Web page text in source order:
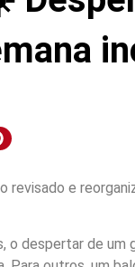
revisado e
o despertar de